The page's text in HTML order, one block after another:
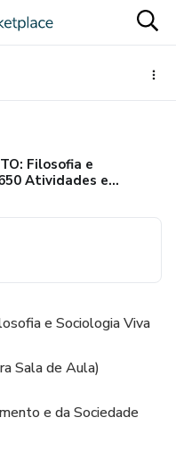
Filosofia e
Atividades e
e Sociologia Viva
Sala de Aula)
e da Sociedade